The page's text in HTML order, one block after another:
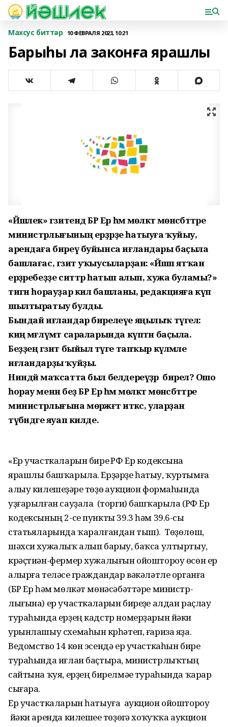
Махсус биттәр 10 ФЕВРАЛЯ 2023, 10:21
Барыһы ла законға ярашлы
«Йәшлек» гәзитендә БР Ер һәм мөлкәт мөнә­сәбәттәре
министрлығының ерҙәрҙе һатыуға ҡуйыу,
арендаға биреү буйынса иғландары баҫыла
башлағас, гәзит уҡыусыларҙан: «Йәшәп ятҡан
ерҙәребеҙҙе ситтәр һатып алып, хужа буламы?»
тигән һорауҙар килә башланы, редакцияға күп
шылтыратыу булды.
Бындай иғландар бирелеүе яңылыҡ түгел:
киң мәғлүмәт сараларында күптән баҫыла.
Беҙҙең гәзит быйыл тәүге тапҡыр күләмле
иғландарҙы ҡуйҙы.
Ниндәй маҡсатта был белдереүҙәр бирелә? Ошо
һорау менән беҙ БР Ер һәм мөлкәт мөнәсәбәттәре
министрлығына мөрәжәғәт иткәс, уларҙан
түбәндәге яуап килде.
«Ер участкаларын биреү РФ Ер кодексына
ярашлы башҡарыла. Ерҙәр­ҙе һатыу, ҡуртымға
алыу килешеү­ҙәре төҙөү аукцион формаһында
уҙғарылған сауҙала (торги) баш­ҡарыла (РФ Ер
кодек­сының 2-се пункты 39.3 һәм 39.6-сы
статьяларында ҡа­ралғандан тыш). Төҙөлөш,
шәхси хужалыҡ алып барыу, баҡса ултыртыу,
крәҫтиән-фермер ху­жа­лығын ойоштороу өсөн ер
алырға теләүсе граждандар вәкәләтле ор­ганға
(БР Ер һәм мөлкәт мөнә­сәбәттәре министр­
лығына) ер участкаларын биреүҙе алдан раҫлау
тура­һында ерҙең кадстр номер­ҙарын йәки
урынлашыу схемаһын күрһәтеп, ғариза яҙа.
Ведомство 14 көн эсендә ер участкаһын биреү
тура­һында иғлан баҫтыра, ми­нистрлыҡтың
сайтына ҡуя, ерҙең бирелмәүе ту­раһында ҡарар
сығара.
Ер участкаларын һатыуға аукцион ойоштороу
йәки аренда килешеүе төҙөүгә хоҡуҡҡа аукцион